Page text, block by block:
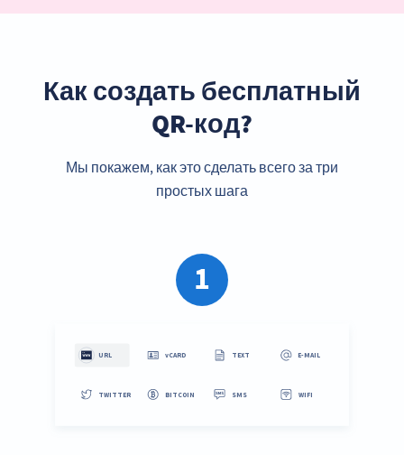
Как создать бесплатный
QR-код?
Мы покажем, как это сделать всего за три
простых шага
1